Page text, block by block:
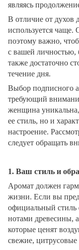
являясь
В отличие от духов
используется чаще.
поэтому важно,
с вашей
также достаточно
течение дня.
Выбор подписного
требующий
женщина
ее стиль, но и
настроение.
следует обращать
1. Ваш стиль и
Аромат должен
жизни. Если вы
официальный стиль
нотами древесины,
которые ценят
свежие, цитрусовые